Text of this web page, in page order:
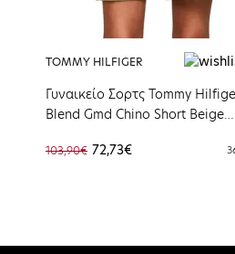
TOMMY HILFIGER
Γυναικείο Σορτς Tommy
Blend Gmd Chino Short Beige
103,90€ 72,73€